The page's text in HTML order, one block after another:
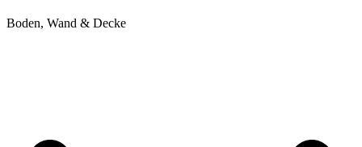
Boden, Wand & Decke